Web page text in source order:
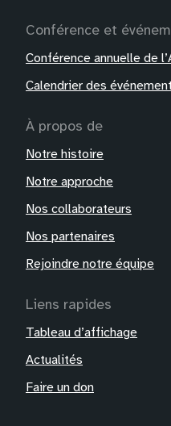
Conférence et
Conférence annuelle de
Calendrier des
À propos de
Notre histoire
Notre approche
Nos collaborateurs
Nos partenaires
Rejoindre notre équipe
Liens rapides
Tableau d’affichage
Actualités
Faire un don